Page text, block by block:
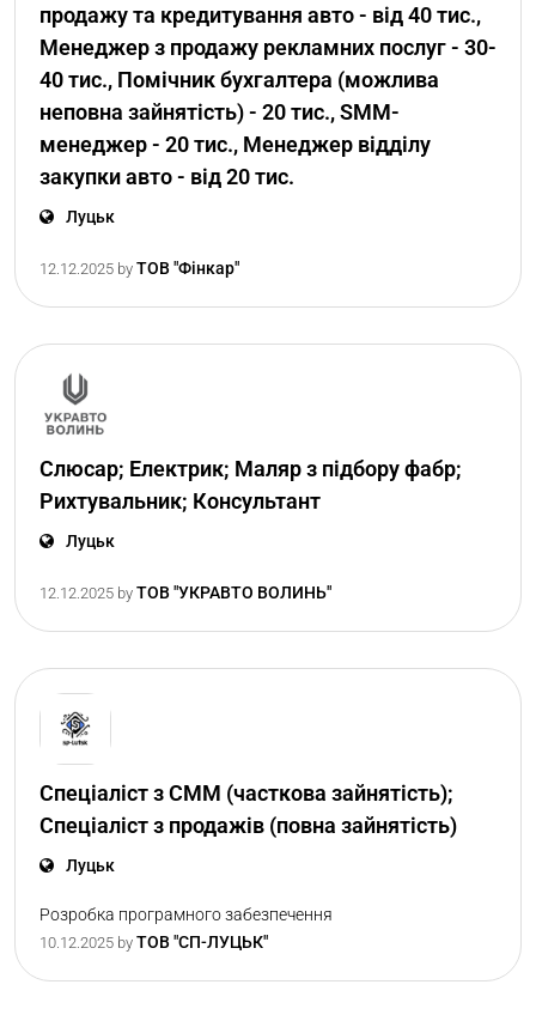
продажу та кредитування авто - від 40 тис.,
Менеджер з продажу рекламних послуг - 30-
40 тис., Помічник бухгалтера (можлива
неповна зайнятість) - 20 тис., SMM-
менеджер - 20 тис., Менеджер відділу
закупки авто - від 20 тис.
Луцьк
12.12.2025 by ТОВ "Фінкар"
Слюсар; Електрик; Маляр з підбору фабр;
Рихтувальник; Консультант
Луцьк
12.12.2025 by ТОВ "УКРАВТО ВОЛИНЬ"
Спеціаліст з СММ (часткова зайнятість);
Спеціаліст з продажів (повна зайнятість)
Луцьк
Розробка програмного забезпечення
10.12.2025 by ТОВ "СП-ЛУЦЬК"